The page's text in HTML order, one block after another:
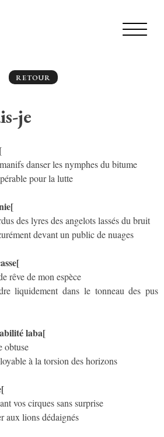
RETOUR
je
danser les nymphes du bitume
pour la lutte
des lyres des angelots lassés du bruit
devant un public de nuages
rêve de mon espèce
liquidement dans le tonneau des pus
laba[
obtuse
à la torsion des horizons
vos cirques sans surprise
aux lions dédaignés